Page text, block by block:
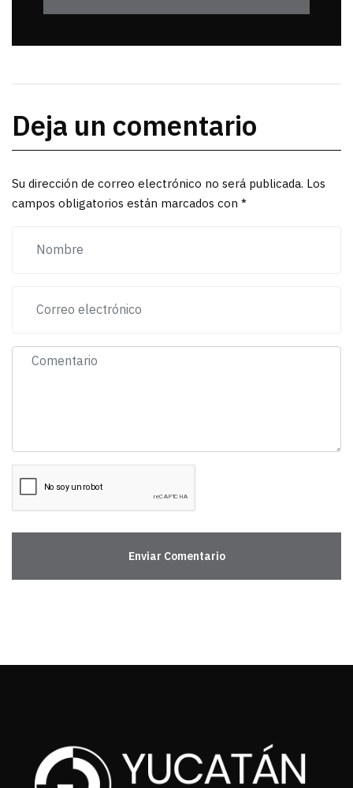
Deja un comentario
Su dirección de correo electrónico no será publicada. Los
campos obligatorios están marcados con *
Enviar Comentario